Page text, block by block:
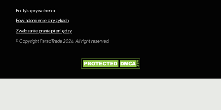
Polityka prywatności
Powiadomienie o ryzykach
Zwalczanie prania pieniędzy
© Copyright ParadTrade 2026. All right reserved.